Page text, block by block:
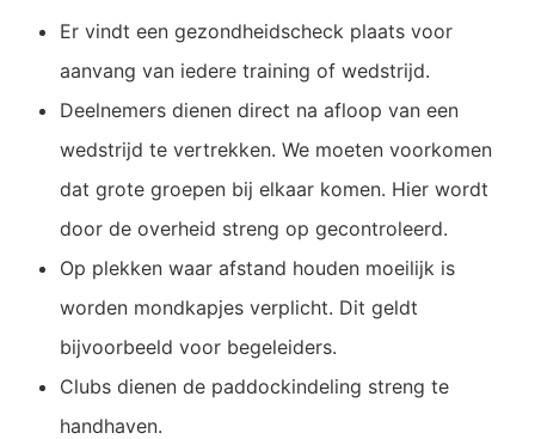
Er vindt een gezondheidscheck plaats voor
aanvang van iedere training of wedstrijd.
Deelnemers dienen direct na afloop van een
wedstrijd te vertrekken. We moeten voorkomen
dat grote groepen bij elkaar komen. Hier wordt
door de overheid streng op gecontroleerd.
Op plekken waar afstand houden moeilijk is
worden mondkapjes verplicht. Dit geldt
bijvoorbeeld voor begeleiders.
Clubs dienen de paddockindeling streng te
handhaven.